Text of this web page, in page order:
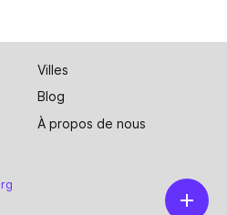
Villes
Blog
À propos de nous